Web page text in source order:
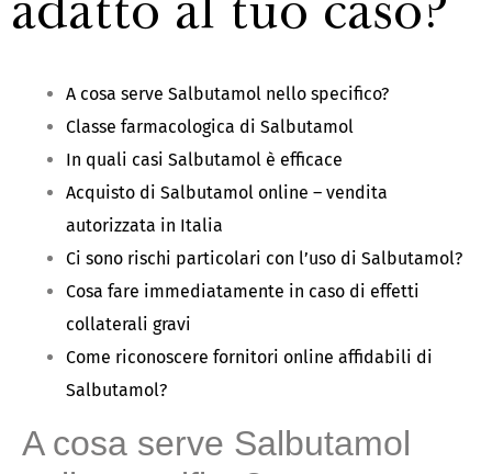
A cosa serve Salbutamol nello specifico?
Classe farmacologica di Salbutamol
In quali casi Salbutamol è efficace
Acquisto di Salbutamol online – vendita
autorizzata in Italia
Ci sono rischi particolari con l’uso di Salbutamol?
Cosa fare immediatamente in caso di effetti
collaterali gravi
Come riconoscere fornitori online affidabili di
Salbutamol?
A cosa serve Salbutamol